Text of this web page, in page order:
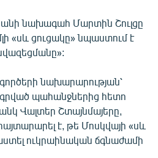
նախագահ Մարտին Շուլցը
«սև ցուցակը» նպաստում է
նախարարության՝
պահանջներից հետո
Վալտեր Շտայնմայերը,
է, թե Մոսկվայի «սև
ուկրաինական ճգնաժամի